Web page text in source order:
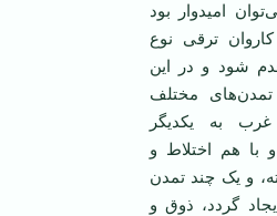
امیدوار بود
ترقی نوع
شود و در این
مختلف
به یکدیگر
و با هم اختلاط و
و یک چند تمدن
گردد، ذوق و